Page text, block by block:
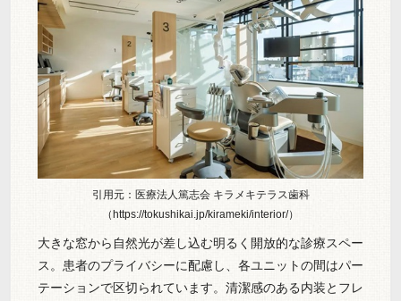
引用元：医療法人篤志会 キラメキテラス歯科
（https://tokushikai.jp/kirameki/interior/）
大きな窓から自然光が差し込む明るく開放的な診療スペー
ス。患者のプライバシーに配慮し、各ユニットの間はパー
テーションで区切られています。清潔感のある内装とフレ